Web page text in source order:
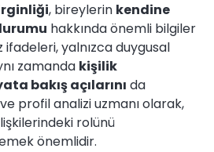
, bireylerin kendine
hakkında önemli bilgiler
ifadeleri, yalnızca duygusal
zamanda kişilik
bakış açılarını da
profil analizi uzmanı olarak,
rolünü
önemlidir.